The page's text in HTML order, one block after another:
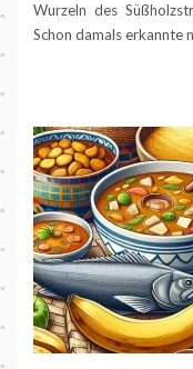
Wurzeln des
Schon damals erkannte